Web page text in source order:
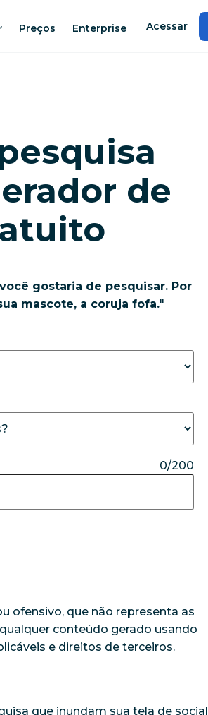
Preços Enterprise Acessar
de
gostaria de pesquisar. Por
mascote, a coruja fofa."
0/200
ofensivo, que não representa as
conteúdo gerado usando
e direitos de terceiros.
que inundam sua tela de social